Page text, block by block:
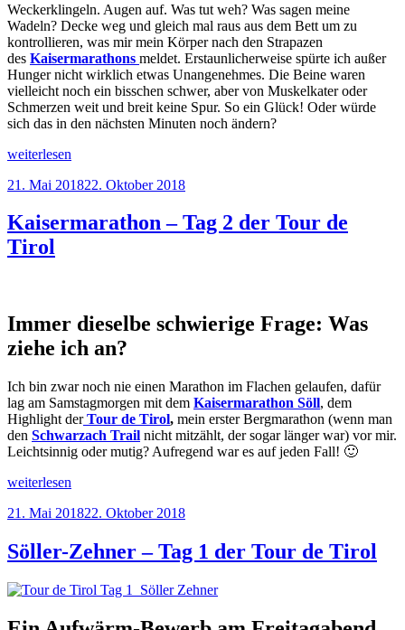
Weckerklingeln. Augen auf. Was tut weh? Was sagen meine
Wadeln? Decke weg und gleich mal raus aus dem Bett um zu
kontrollieren, was mir mein Körper nach den Strapazen
des Kaisermarathons meldet. Erstaunlicherweise spürte ich außer
Hunger nicht wirklich etwas Unangenehmes. Die Beine waren
vielleicht noch ein bisschen schwer, aber von Muskelkater oder
Schmerzen weit und breit keine Spur. So ein Glück! Oder würde
sich das in den nächsten Minuten noch ändern?
„Pölven
–
3
der
Tour
weiterlesen
Veröffentlicht
21. Mai 201822. Oktober 2018
Kaisermarathon – Tag 2 der Tour de
Tirol
Immer dieselbe schwierige Frage: Was
ziehe ich an?
Ich bin zwar noch nie einen Marathon im Flachen gelaufen, dafür
lag am Samstagmorgen mit dem Kaisermarathon Söll, dem
Highlight derTour de Tirol, mein erster Bergmarathon (wenn man
den Schwarzach Trail nicht mitzählt, der sogar länger war) vor mir.
Leichtsinnig oder mutig? Aufregend war es auf jeden Fall! 🙂
„Kaisermarathon
Tag
der
Tour
de
Tirol“
weiterlesen
Veröffentlicht
21. Mai 201822. Oktober 2018
Söller-Zehner – Tag 1 der Tour de Tirol